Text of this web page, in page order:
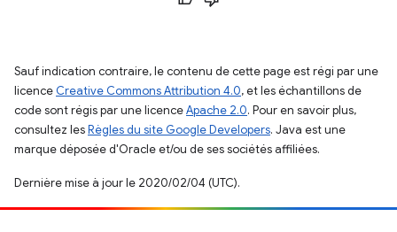
Sauf indication contraire, le contenu de cette page est régi par une
licence Creative Commons Attribution 4.0, et les échantillons de
code sont régis par une licenceApache 2.0. Pour en savoir plus,
consultez lesRègles du site Google Developers. Java est une
marque déposée d'Oracle et/ou de ses sociétés affiliées.
Dernière mise à jour le 2020/02/04 (UTC).